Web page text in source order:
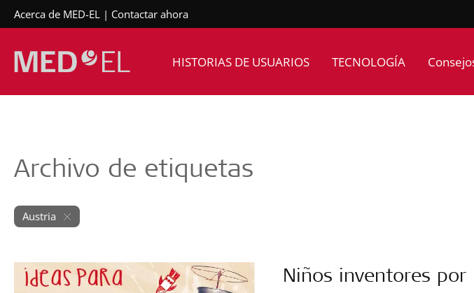
Acerca de MED-EL Contactar ahora
HISTORIAS DE USUARIOS TECNOLOGÍA
Archivo de etiquetas
Austria
Niños inventores